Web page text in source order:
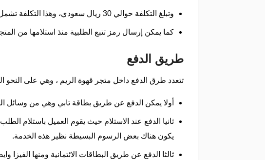
وتبلغ التكلفة حوالي 30 ريال سعودي، وهذا التكلفة تشمل جميع مناطق المملكة العربية السعودية.
كما يمكن إرسال رمز تتبع الطلبية منذ استلامها من
طريق الدفع
تتعدد طرق الدفع داخل متجر قهوة الريم ، وهي على النحو
أولا يمكن الدفع عن طريق بطاقة تابي وهي من وسائل
ثانيا الدفع عند الاستلام حيث يقوم العميل باستلام
يكون هناك بعض الرسوم البسيطة نظير هذه الخدمة.
ثالثا الدفع عن طريق البطاقات الائتمانية ومنها